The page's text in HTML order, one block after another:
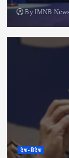
By IMNB
देश-विदेश